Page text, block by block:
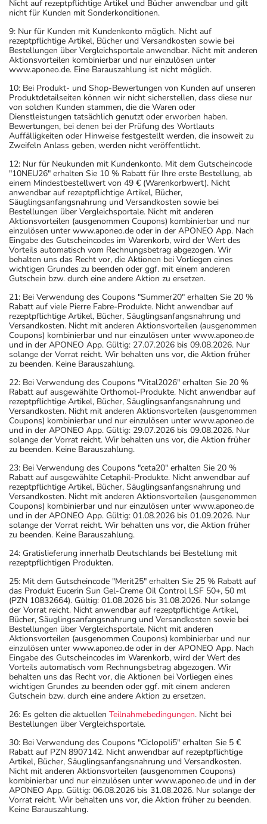
Nicht auf rezeptpflichtige Artikel und Bücher anwendbar und gilt
nicht für Kunden mit Sonderkonditionen.
9: Nur für Kunden mit Kundenkonto möglich. Nicht auf
rezeptpflichtige Artikel, Bücher und Versandkosten sowie bei
Bestellungen über Vergleichsportale anwendbar. Nicht mit anderen
Aktionsvorteilen kombinierbar und nur einzulösen unter
www.aponeo.de. Eine Barauszahlung ist nicht möglich.
10: Bei Produkt- und Shop-Bewertungen von Kunden auf unseren
Produktdetailseiten können wir nicht sicherstellen, dass diese nur
von solchen Kunden stammen, die die Waren oder
Dienstleistungen tatsächlich genutzt oder erworben haben.
Bewertungen, bei denen bei der Prüfung des Wortlauts
Auffälligkeiten oder Hinweise festgestellt werden, die insoweit zu
Zweifeln Anlass geben, werden nicht veröffentlicht.
12: Nur für Neukunden mit Kundenkonto. Mit dem Gutscheincode
"10NEU26" erhalten Sie 10 % Rabatt für Ihre erste Bestellung, ab
einem Mindestbestellwert von 49 € (Warenkorbwert). Nicht
anwendbar auf rezeptpflichtige Artikel, Bücher,
Säuglingsanfangsnahrung und Versandkosten sowie bei
Bestellungen über Vergleichsportale. Nicht mit anderen
Aktionsvorteilen (ausgenommen Coupons) kombinierbar und nur
einzulösen unter www.aponeo.de oder in der APONEO App. Nach
Eingabe des Gutscheincodes im Warenkorb, wird der Wert des
Vorteils automatisch vom Rechnungsbetrag abgezogen. Wir
behalten uns das Recht vor, die Aktionen bei Vorliegen eines
wichtigen Grundes zu beenden oder ggf. mit einem anderen
Gutschein bzw. durch eine andere Aktion zu ersetzen.
21: Bei Verwendung des Coupons "Summer20" erhalten Sie 20 %
Rabatt auf viele Pierre Fabre-Produkte. Nicht anwendbar auf
rezeptpflichtige Artikel, Bücher, Säuglingsanfangsnahrung und
Versandkosten. Nicht mit anderen Aktionsvorteilen (ausgenommen
Coupons) kombinierbar und nur einzulösen unter www.aponeo.de
und in der APONEO App. Gültig: 27.07.2026 bis 09.08.2026. Nur
solange der Vorrat reicht. Wir behalten uns vor, die Aktion früher
zu beenden. Keine Barauszahlung.
22: Bei Verwendung des Coupons "Vital2026" erhalten Sie 20 %
Rabatt auf ausgewählte Orthomol-Produkte. Nicht anwendbar auf
rezeptpflichtige Artikel, Bücher, Säuglingsanfangsnahrung und
Versandkosten. Nicht mit anderen Aktionsvorteilen (ausgenommen
Coupons) kombinierbar und nur einzulösen unter www.aponeo.de
und in der APONEO App. Gültig: 29.07.2026 bis 09.08.2026. Nur
solange der Vorrat reicht. Wir behalten uns vor, die Aktion früher
zu beenden. Keine Barauszahlung.
23: Bei Verwendung des Coupons "ceta20" erhalten Sie 20 %
Rabatt auf ausgewählte Cetaphil-Produkte. Nicht anwendbar auf
rezeptpflichtige Artikel, Bücher, Säuglingsanfangsnahrung und
Versandkosten. Nicht mit anderen Aktionsvorteilen (ausgenommen
Coupons) kombinierbar und nur einzulösen unter www.aponeo.de
und in der APONEO App. Gültig: 01.08.2026 bis 01.09.2026. Nur
solange der Vorrat reicht. Wir behalten uns vor, die Aktion früher
zu beenden. Keine Barauszahlung.
24: Gratislieferung innerhalb Deutschlands bei Bestellung mit
rezeptpflichtigen Produkten.
25: Mit dem Gutscheincode "Merit25" erhalten Sie 25 % Rabatt auf
das Produkt Eucerin Sun Gel-Creme Oil Control LSF 50+, 50 ml
(PZN 10832664). Gültig: 01.08.2026 bis 31.08.2026. Nur solange
der Vorrat reicht. Nicht anwendbar auf rezeptpflichtige Artikel,
Bücher, Säuglingsanfangsnahrung und Versandkosten sowie bei
Bestellungen über Vergleichsportale. Nicht mit anderen
Aktionsvorteilen (ausgenommen Coupons) kombinierbar und nur
einzulösen unter www.aponeo.de oder in der APONEO App. Nach
Eingabe des Gutscheincodes im Warenkorb, wird der Wert des
Vorteils automatisch vom Rechnungsbetrag abgezogen. Wir
behalten uns das Recht vor, die Aktionen bei Vorliegen eines
wichtigen Grundes zu beenden oder ggf. mit einem anderen
Gutschein bzw. durch eine andere Aktion zu ersetzen.
26: Es gelten die aktuellen Teilnahmebedingungen. Nicht bei
Bestellungen über Vergleichsportale.
30: Bei Verwendung des Coupons "Ciclopoli5" erhalten Sie 5 €
Rabatt auf PZN 8907142. Nicht anwendbar auf rezeptpflichtige
Artikel, Bücher, Säuglingsanfangsnahrung und Versandkosten.
Nicht mit anderen Aktionsvorteilen (ausgenommen Coupons)
kombinierbar und nur einzulösen unter www.aponeo.de und in der
APONEO App. Gültig: 06.08.2026 bis 31.08.2026. Nur solange der
Vorrat reicht. Wir behalten uns vor, die Aktion früher zu beenden.
Keine Barauszahlung.